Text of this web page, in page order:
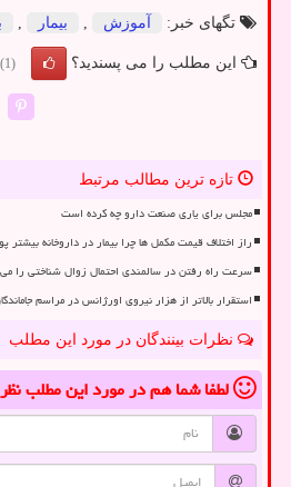
تگهای خبر:
آموزش بیمار
این مطلب را می پسندید؟ (1)
تازه ترین مطالب مرتبط
مجلس برای یاری صنعت دارو چه کرده است
راز اختلاف قیمت مکمل ها چرا بیمار در داروخانه
سرعت راه رفتن در سالمندی احتمال زوال شناختی را
استقرار بالاتر از هزار نیروی اورژانس در مراسم
نظرات بینندگان در مورد این مطلب
لطفا شما همدر مورد این مطلب